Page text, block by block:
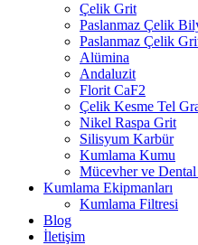
Çelik Grit
Paslanmaz Çelik
Paslanmaz Çelik
Alümina
Andaluzit
Florit CaF2
Çelik Kesme Tel
Nikel Raspa Grit
Silisyum Karbür
Kumlama Kumu
Mücevher ve
Kumlama Ekipmanları
Kumlama Filtresi
Blog
İletişim